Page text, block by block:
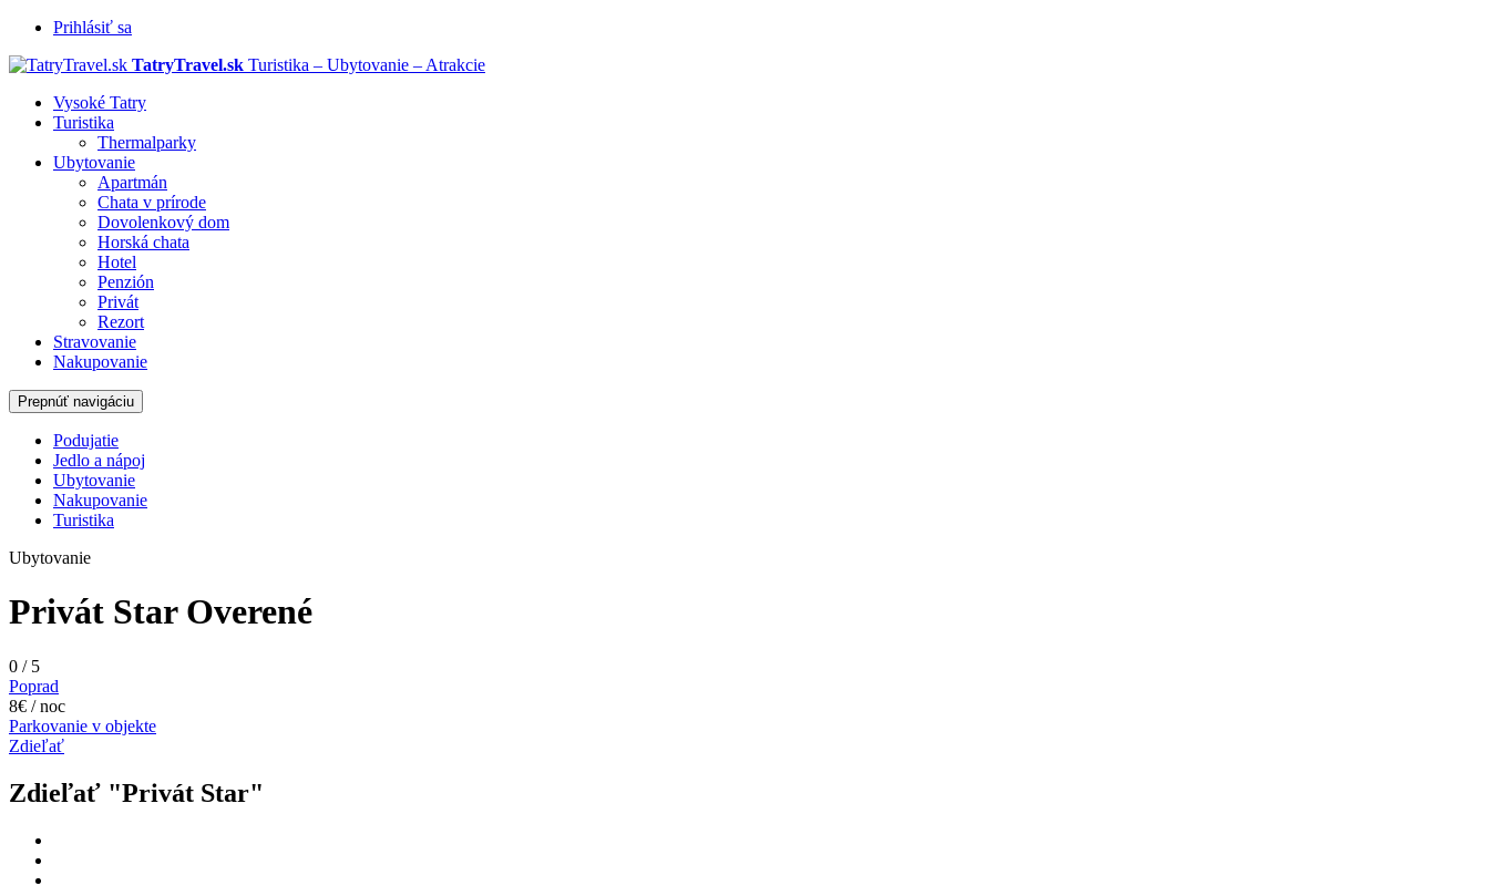
Prihlásiť sa
TatryTravel.sk Turistika – Ubytovanie – Atrakcie
Vysoké Tatry
Turistika
Thermalparky
Ubytovanie
Apartmán
Chata v prírode
Dovolenkový dom
Horská chata
Hotel
Penzión
Privát
Rezort
Stravovanie
Nakupovanie
Prepnúť navigáciu
Podujatie
Jedlo a nápoj
Ubytovanie
Nakupovanie
Turistika
Ubytovanie
Privát Star Overené
0 /5
Poprad
8€ / noc
Parkovanie v objekte
Zdieľať
Zdieľať "Privát Star"